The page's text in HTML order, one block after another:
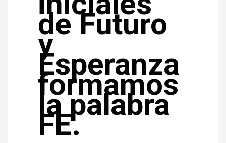
de Futuro
y
Esperanza
formamos
la palabra
FE.